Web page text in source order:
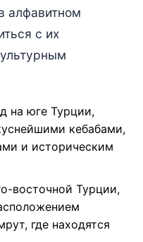
алфавитном
с их
на юге Турции,
кебабами,
и историческим
восточной Турции,
где находятся